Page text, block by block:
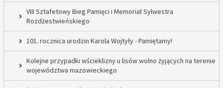
VIII Sztafetowy Bieg Pamięci i Memoriał Sylwestra
Rozdżestwieńskiego
101. rocznica urodzin Karola Wojtyły - Pamiętamy!
Kolejne przypadki wścieklizny u lisów wolno żyjących na terenie
województwa mazowieckiego